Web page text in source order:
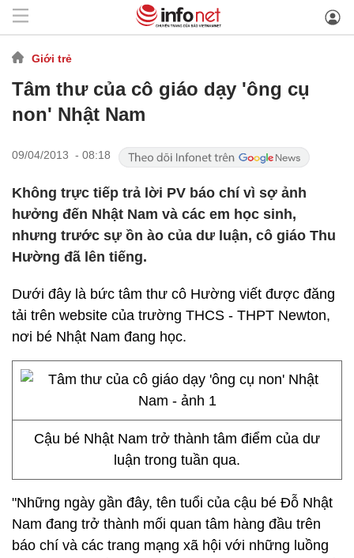
Giới trẻ
Tâm thư của cô giáo dạy 'ông cụ
non' Nhật Nam
09/04/2013 - 08:18
Không trực tiếp trả lời PV báo chí vì sợ ảnh
hưởng đến Nhật Nam và các em học sinh,
nhưng trước sự ồn ào của dư luận, cô giáo Thu
Hường đã lên tiếng.
Dưới đây là bức tâm thư cô Hường viết được đăng
tải trên website của trường THCS - THPT Newton,
nơi bé Nhật Nam đang học.
Cậu bé Nhật Nam trở thành tâm điểm của dư
luận trong tuần qua.
"Những ngày gần đây, tên tuổi của cậu bé Đỗ Nhật
Nam đang trở thành mối quan tâm hàng đầu trên
báo chí và các trang mạng xã hội với những luồng